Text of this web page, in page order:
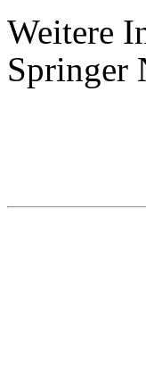
Weitere
Springer